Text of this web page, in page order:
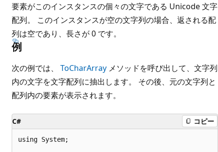
要素がこのインスタンスの個々の文字である Unicode 文字
配列。 このインスタンスが空の文字列の場合、返される配
列は空であり、長さが 0 です。
例
次の例では、 ToCharArray メソッドを呼び出して、文字列
内の文字を文字配列に抽出します。 その後、元の文字列と
配列内の要素が表示されます。
C# コピー
using System;